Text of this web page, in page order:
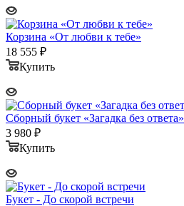
Корзина «От любви к тебе»
18 555 ₽
Купить
Сборный букет «Загадка без ответа»
3 980 ₽
Купить
Букет - До скорой встречи